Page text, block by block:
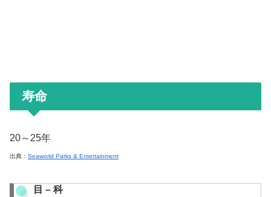
寿命
20～25年
出典： Seaworld Parks & Entertainment
目 – 科